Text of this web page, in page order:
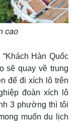
cao
Hàn Quốc
sẽ quay về trung
để đi xích lô trên
đoàn xích lô
3 phường thì tôi
muốn du lịch